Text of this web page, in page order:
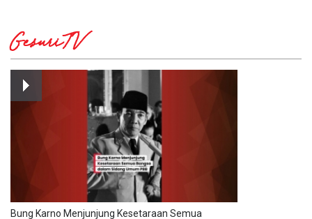
GesuriTV
Bung Karno Menjunjung Kesetaraan Semua